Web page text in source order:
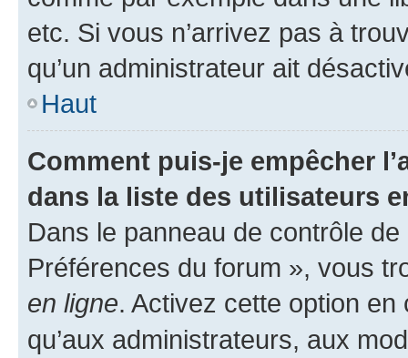
etc. Si vous n’arrivez pas à
qu’un administrateur ait
Haut
Comment puis-je empêcher
dans la liste des utilisateurs
Dans le panneau de contrôle
Préférences du forum », vous
en ligne. Activez cette option
qu’aux administrateurs, aux